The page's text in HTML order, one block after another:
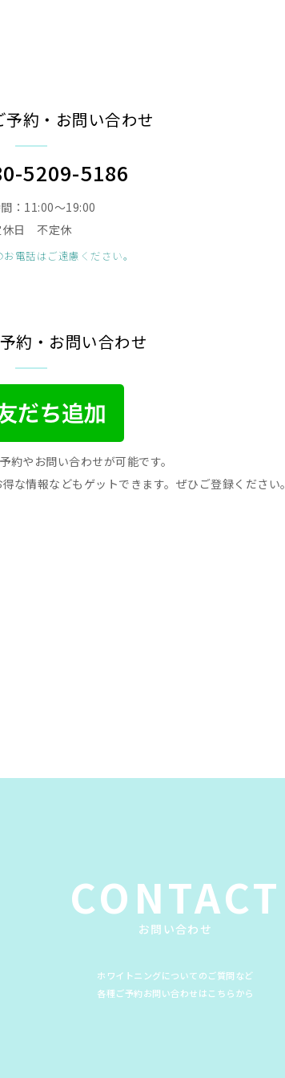
予約・お問い合わせ
5209-5186
：11:00〜19:00
休日 不定休
電話はご遠慮ください。
約・お問い合わせ
約やお問い合わせが可能です。
な情報などもゲットできます。ぜひご登録ください。
CONTACT
お問い合わせ
ホワイトニングについてのご質問など
各種ご予約お問い合わせはこちらから